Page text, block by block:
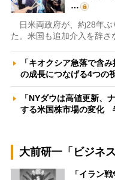
…
日米両政府が、約28年ぶ
た。米国も追加介入を辞
「キオクシア急落で含
の成長につなげる4つ
「NYダウは高値更新、
する米国株市場の変化
大前研一「ビジネ
「イラン